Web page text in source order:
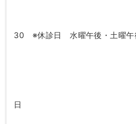
30 ※休診日 水曜午後・土曜午
日